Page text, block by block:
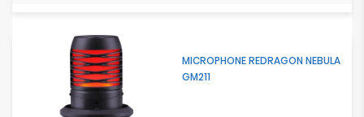
MICROPHONE REDRAGON NEBULA
GM211